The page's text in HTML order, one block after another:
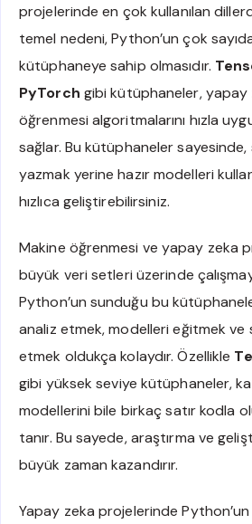
projelerinde en çok kullanılan
temel nedeni, Python’un çok
kütüphaneye sahip olmasıdır.
PyTorch gibi kütüphaneler, yapay
öğrenmesi algoritmalarını hızla
sağlar. Bu kütüphaneler sayesinde,
yazmak yerine hazır modelleri
hızlıca geliştirebilirsiniz.
Makine öğrenmesi ve yapay zeka
büyük veri setleri üzerinde
Python’un sunduğu bu
analiz etmek, modelleri eğitmek ve
etmek oldukça kolaydır. Özellikle
gibi yüksek seviye kütüphaneler,
modellerini bile birkaç satır kodla
tanır. Bu sayede, araştırma ve
büyük zaman kazandırır.
Yapay zeka projelerinde